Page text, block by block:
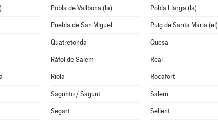
Pobla de Vallbona (la) Pobla Llarga (la)
Puebla de San Miguel Puig de Santa Maria (el)
Quatretonda Quesa
Ráfol de Salem Real
Riola Rocafort
Sagunto / Sagunt Salem
Segart Sellent